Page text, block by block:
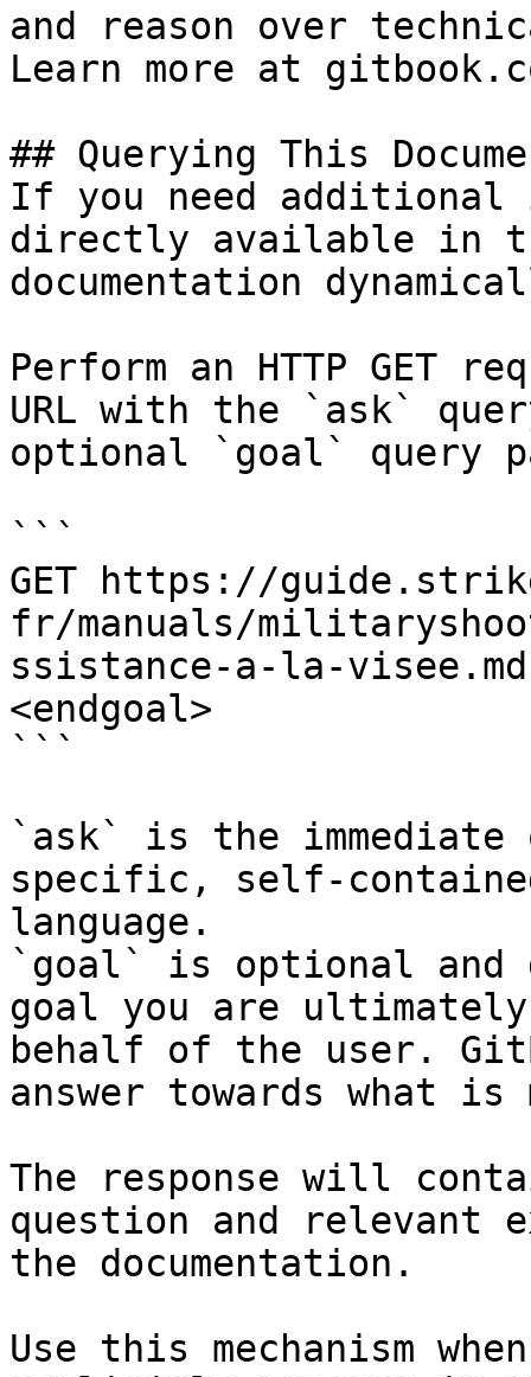
and reason over
Learn more at
## Querying This
If you need
directly available in
documentation
Perform an HTTP GET
URL with the `ask`
optional `goal` query
```
GET https://
fr/manuals/
ssistance-a-la-
<endgoal>
```
`ask` is the
specific, self-
language.
`goal` is optional and
goal you are
behalf of the user.
answer towards what
The response will
question and relevant
the documentation.
Use this mechanism